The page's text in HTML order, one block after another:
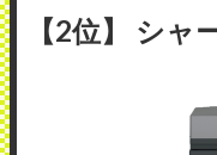
【2位】 シャ